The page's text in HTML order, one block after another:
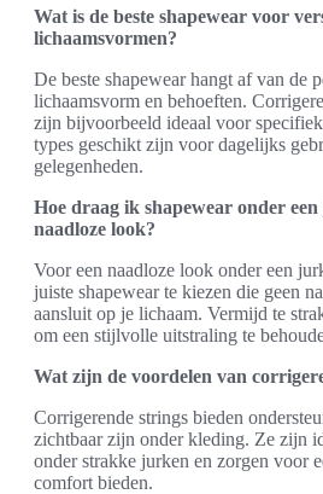
Wat is de beste shapewear voor
lichaamsvormen?
De beste shapewear hangt af van de
lichaamsvorm en behoeften.
zijn bijvoorbeeld ideaal voor
types geschikt zijn voor dagelijks
gelegenheden.
Hoe draag ik shapewear onder
naadloze look?
Voor een naadloze look onder een
juiste shapewear te kiezen die geen
aansluit op je lichaam. Vermijd te
om een stijlvolle uitstraling te
Wat zijn de voordelen van
Corrigerende strings bieden
zichtbaar zijn onder kleding. Ze zijn
onder strakke jurken en zorgen voor
comfort bieden.